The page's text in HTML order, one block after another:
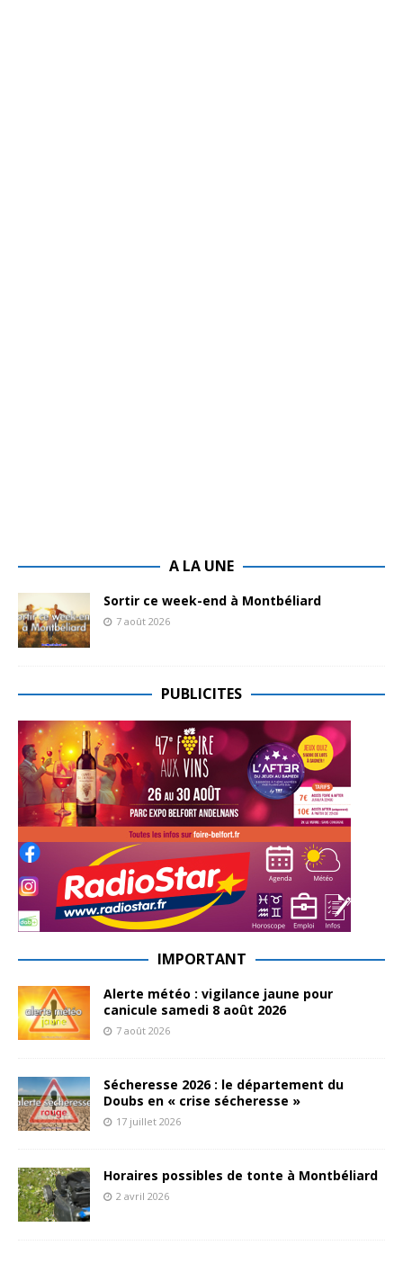
A LA UNE
Sortir ce week-end à Montbéliard
7 août 2026
PUBLICITES
IMPORTANT
Alerte météo : vigilance jaune pour
canicule samedi 8 août 2026
7 août 2026
Sécheresse 2026 : le département du
Doubs en « crise sécheresse »
17 juillet 2026
Horaires possibles de tonte à Montbéliard
2 avril 2026